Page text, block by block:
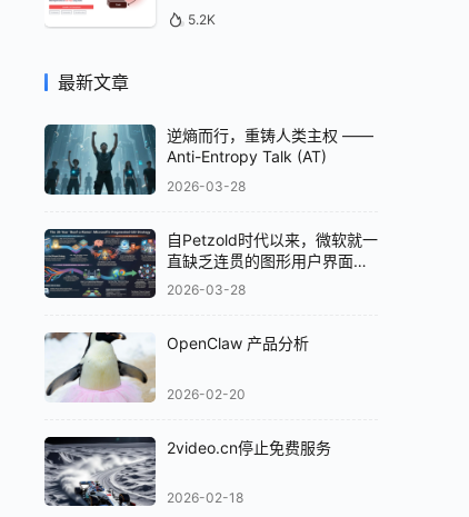
5.2K
最新文章
逆熵而行，重铸人类主权 ——
Anti-Entropy Talk (AT)
2026-03-28
自Petzold时代以来，微软就一
直缺乏连贯的图形用户界面
（GUI）策略
2026-03-28
OpenClaw 产品分析
2026-02-20
2video.cn停止免费服务
2026-02-18